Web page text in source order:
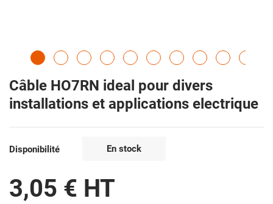
Câble HO7RN ideal pour divers
installations et applications electrique
Disponibilité En stock
3,05 € HT